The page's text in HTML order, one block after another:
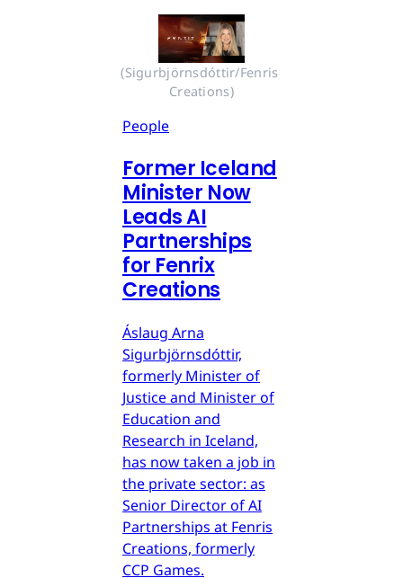
(Sigurbjörnsdóttir/Fenris
Creations)
People
Former Iceland
Minister Now
Leads AI
Partnerships
for Fenrix
Creations
Áslaug Arna
Sigurbjörnsdóttir,
formerly Minister of
Justice and Minister of
Education and
Research in Iceland,
has now taken a job in
the private sector: as
Senior Director of AI
Partnerships at Fenris
Creations, formerly
CCP Games.